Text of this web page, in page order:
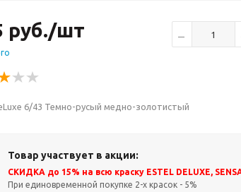
руб./шт
6/43 Темно-русый медно-золотистый
Товар участвует в акции:
СКИДКА до 15% на всю краску ESTEL DELUXE,
При единовременной покупке 2-х красок - 5%